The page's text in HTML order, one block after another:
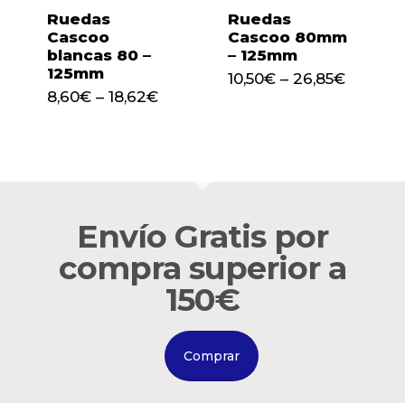
carrito.
Go to shop
Ruedas
Cascoo
blancas 80 –
125mm
8,60€– 18,62€
Ruedas
Cascoo 80mm
– 125mm
10,50€ –26,85€
Envío Gratis por
compra superior a
150€
Comprar